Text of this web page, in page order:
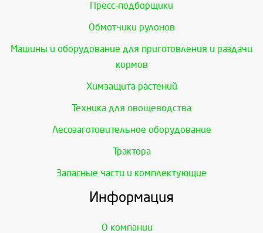
Пресс-подборщики
Обмотчики рулонов
Машины и оборудование для приготовления и раздачи
кормов
Химзащита растений
Техника для овощеводства
Лесозаготовительное оборудование
Трактора
Запасные части и комплектующие
Информация
О компании